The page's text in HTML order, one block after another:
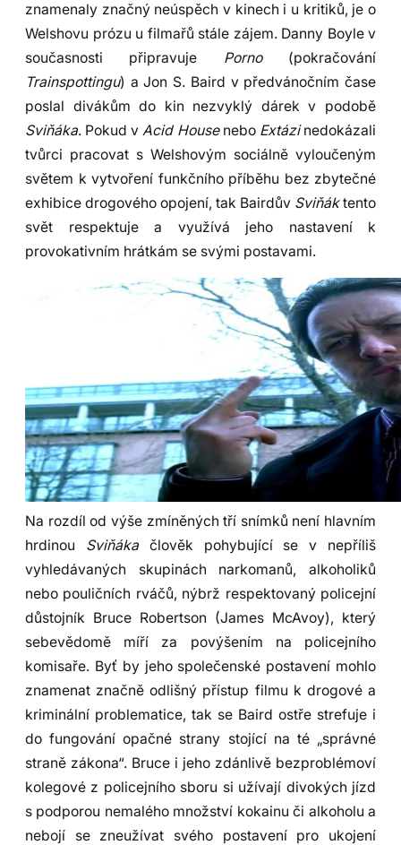
znamenaly značný neúspěch v kinech i u kritiků, je o
Welshovu prózu u filmařů stále zájem. Danny Boyle v
současnosti připravuje Porno(pokračování
Trainspottingu) a Jon S. Baird v předvánočním čase
poslal divákům do kin nezvyklý dárek v podobě
Sviňáka. Pokud vAcid Housenebo Extázinedokázali
tvůrci pracovat s Welshovým sociálně vyloučeným
světem k vytvoření funkčního příběhu bez zbytečné
exhibice drogového opojení, tak Bairdův Sviňáktento
svět respektuje a využívá jeho nastavení k
provokativním hrátkám se svými postavami.
Na rozdíl od výše zmíněných tří snímků není hlavním
hrdinou Sviňákačlověk pohybující se v nepříliš
vyhledávaných skupinách narkomanů, alkoholiků
nebo pouličních rváčů, nýbrž respektovaný policejní
důstojník Bruce Robertson (James McAvoy), který
sebevědomě míří za povýšením na policejního
komisaře. Byť by jeho společenské postavení mohlo
znamenat značně odlišný přístup filmu k drogové a
kriminální problematice, tak se Baird ostře strefuje i
do fungování opačné strany stojící na té „správné
straně zákona“. Bruce i jeho zdánlivě bezproblémoví
kolegové z policejního sboru si užívají divokých jízd
s podporou nemalého množství kokainu či alkoholu a
nebojí se zneužívat svého postavení pro ukojení